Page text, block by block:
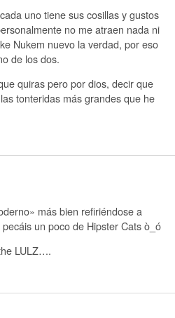
uno tiene sus cosillas y gustos
no me atraen nada ni
Nukem nuevo la verdad, por eso
de los dos.
quiras pero por dios, decir que
tonteridas más grandes que he
más bien refiriéndose a
un poco de Hipster Cats ò_ó
LULZ….